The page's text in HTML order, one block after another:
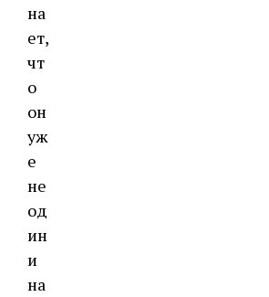
на
ет,
чт
о
он
уж
е
не
од
ин
и
на